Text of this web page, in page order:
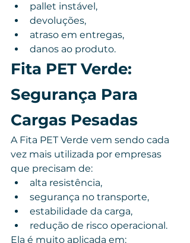
pallet instável,
devoluções,
atraso em entregas,
danos ao produto.
Fita PET Verde:
Segurança Para
Cargas Pesadas
A Fita PET Verde vem sendo cada
vez mais utilizada por empresas
que precisam de:
alta resistência,
segurança no transporte,
estabilidade da carga,
redução de risco operacional.
Ela é muito aplicada em: